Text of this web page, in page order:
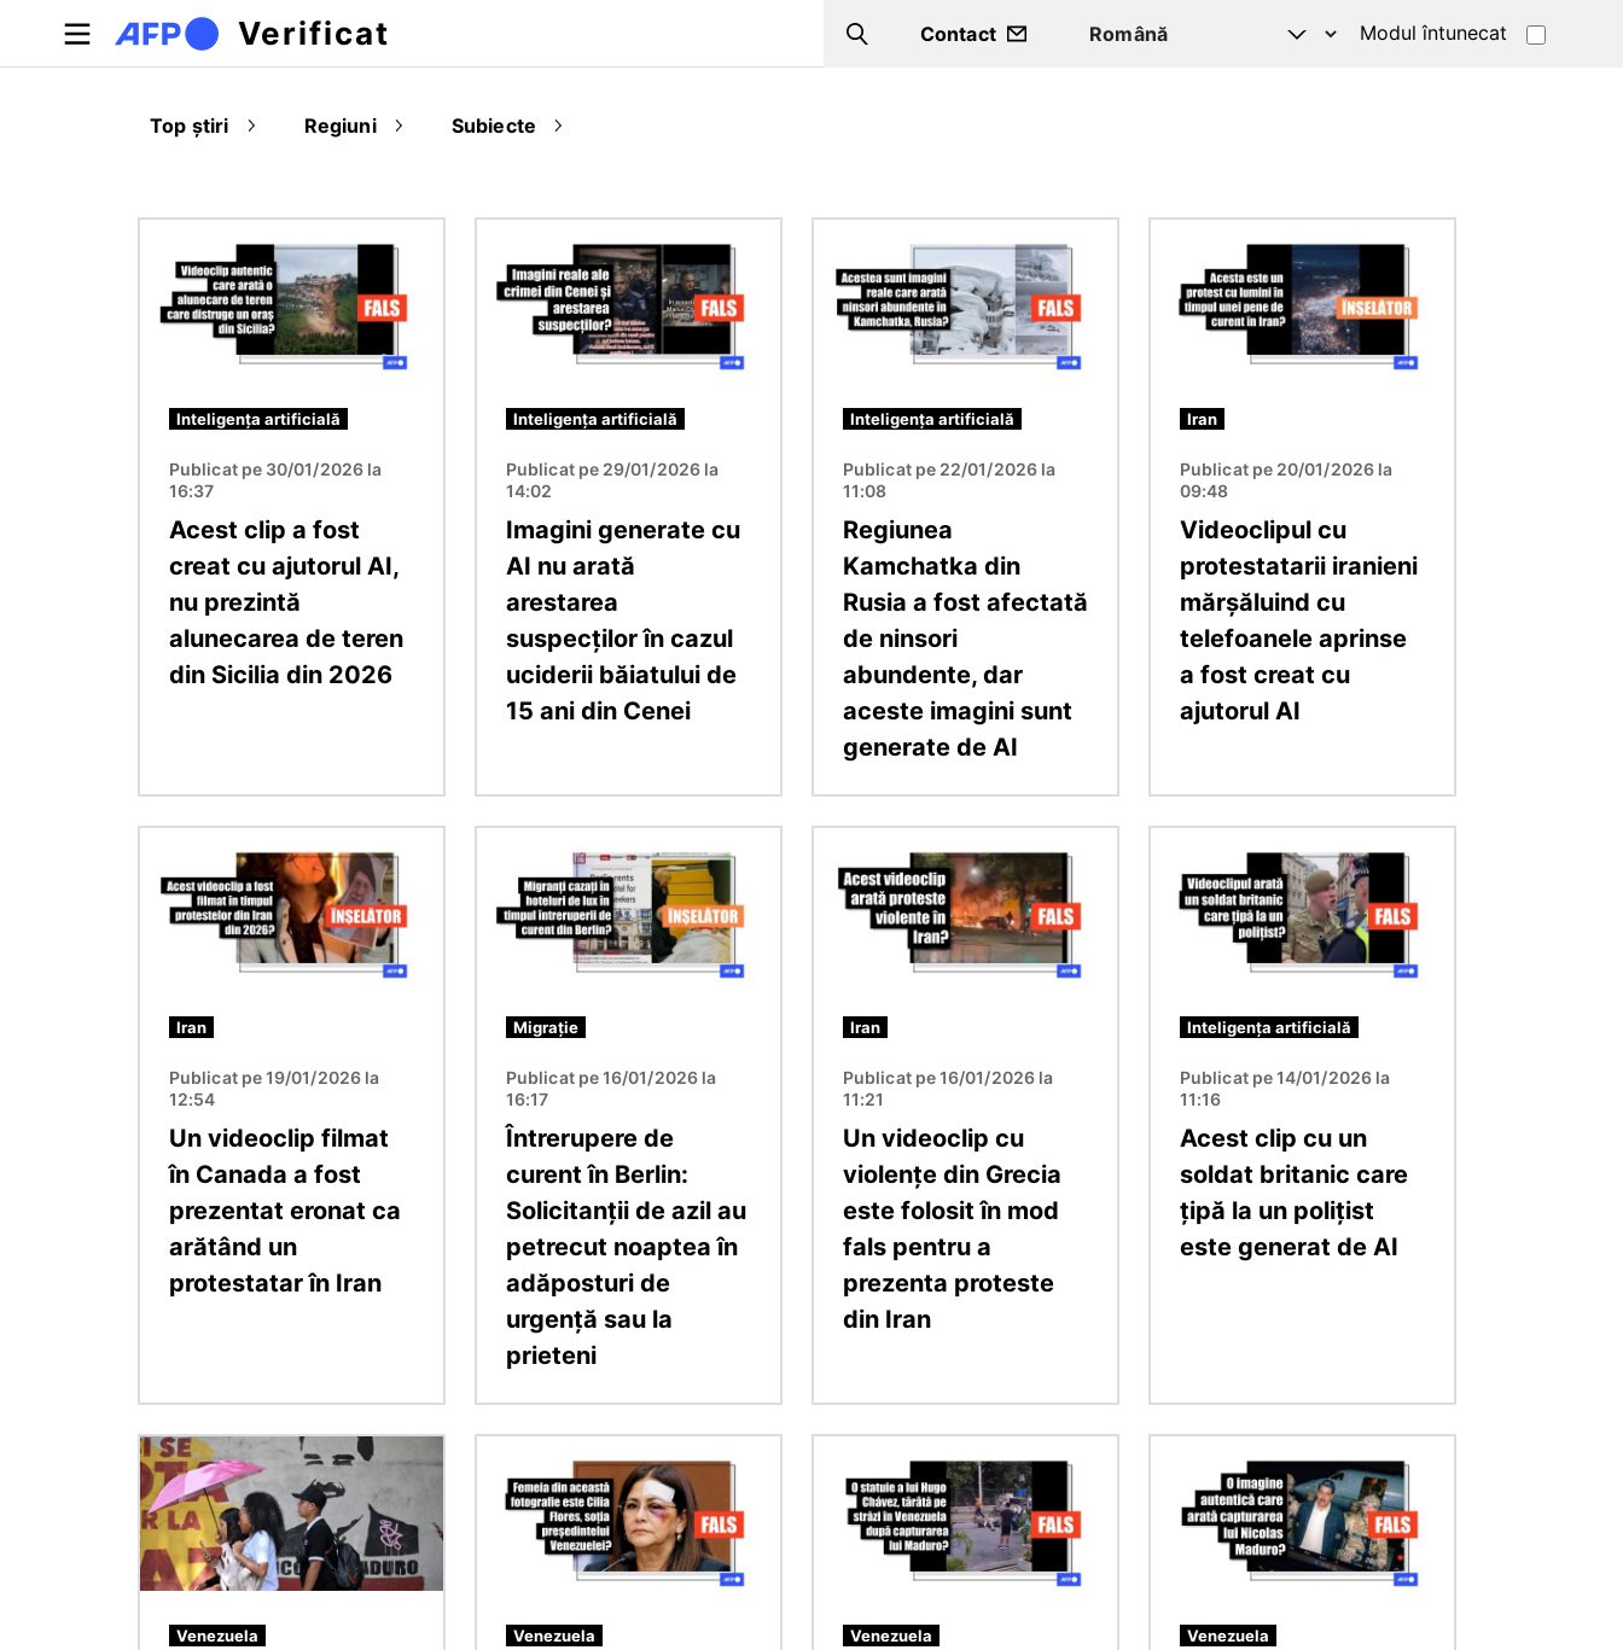
Sari la conținutul principal
Verificat Search
Contact Modul întunecat
Top știri Regiuni Subiecte
Inteligența artificială
Publicat pe 30/01/2026 la
16:37
Acest clip a fost
creat cu ajutorul AI,
nu prezintă
alunecarea de teren
din Sicilia din 2026
Inteligența artificială
Publicat pe 29/01/2026 la
14:02
Imagini generate cu
AI nu arată
arestarea
suspecților în cazul
uciderii băiatului de
15 ani din Cenei
Inteligența artificială
Publicat pe 22/01/2026 la
11:08
Regiunea
Kamchatka din
Rusia a fost afectată
de ninsori
abundente, dar
aceste imagini sunt
generate de AI
Iran
Publicat pe 20/01/2026 la
09:48
Videoclipul cu
protestatarii iranieni
mărșăluind cu
telefoanele aprinse
a fost creat cu
ajutorul AI
Iran
Publicat pe 19/01/2026 la
12:54
Un videoclip filmat
în Canada a fost
prezentat eronat ca
arătând un
protestatar în Iran
Migrație
Publicat pe 16/01/2026 la
16:17
Întrerupere de
curent în Berlin:
Solicitanții de azil au
petrecut noaptea în
adăposturi de
urgență sau la
prieteni
Iran
Publicat pe 16/01/2026 la
11:21
Un videoclip cu
violențe din Grecia
este folosit în mod
fals pentru a
prezenta proteste
din Iran
Inteligența artificială
Publicat pe 14/01/2026 la
11:16
Acest clip cu un
soldat britanic care
țipă la un polițist
este generat de AI
Imagine
Venezuela Venezuela Venezuela Venezuela